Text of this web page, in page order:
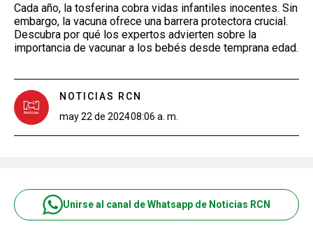
Cada año, la tosferina cobra vidas infantiles inocentes. Sin
embargo, la vacuna ofrece una barrera protectora crucial.
Descubra por qué los expertos advierten sobre la
importancia de vacunar a los bebés desde temprana edad.
NOTICIAS RCN
may 22 de 202408:06 a. m.
Unirse al canal de Whatsapp de Noticias RCN